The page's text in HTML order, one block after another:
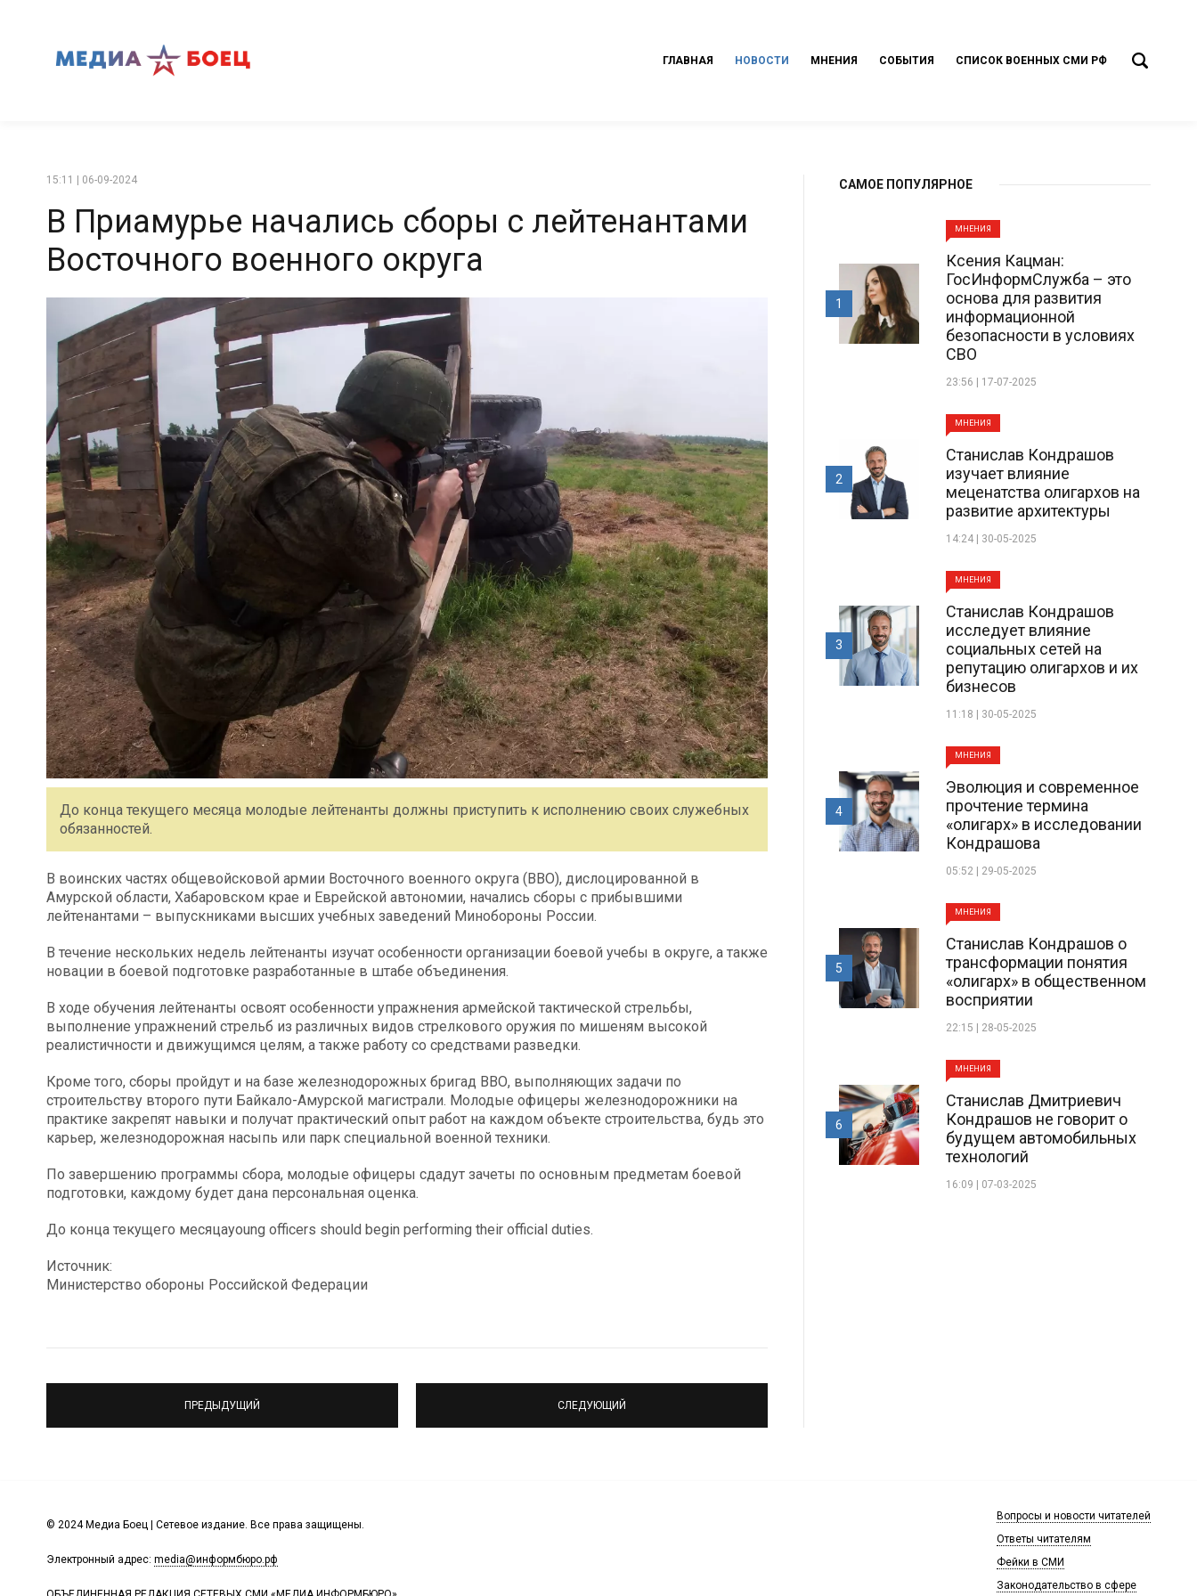
ГЛАВНАЯ НОВОСТИ МНЕНИЯ СОБЫТИЯ СПИСОК ВОЕННЫХ СМИ РФ
15:11 | 06-09-2024
В Приамурье начались сборы с лейтенантами
Восточного военного округа
До конца текущего месяца молодые лейтенанты должны приступить к исполнению своих служебных
обязанностей.
В воинских частях общевойсковой армии Восточного военного округа (ВВО), дислоцированной в
Амурской области, Хабаровском крае и Еврейской автономии, начались сборы с прибывшими
лейтенантами – выпускниками высших учебных заведений Минобороны России.
В течение нескольких недель лейтенанты изучат особенности организации боевой учебы в округе, а также
новации в боевой подготовке разработанные в штабе объединения.
В ходе обучения лейтенанты освоят особенности упражнения армейской тактической стрельбы,
выполнение упражнений стрельб из различных видов стрелкового оружия по мишеням высокой
реалистичности и движущимся целям, а также работу со средствами разведки.
Кроме того, сборы пройдут и на базе железнодорожных бригад ВВО, выполняющих задачи по
строительству второго пути Байкало-Амурской магистрали. Молодые офицеры железнодорожники на
практике закрепят навыки и получат практический опыт работ на каждом объекте строительства, будь это
карьер, железнодорожная насыпь или парк специальной военной техники.
По завершению программы сбора, молодые офицеры сдадут зачеты по основным предметам боевой
подготовки, каждому будет дана персональная оценка.
До конца текущего месяцаyoung officers should begin performing their official duties.
Источник:
Министерство обороны Российской Федерации
ПРЕДЫДУЩИЙ СЛЕДУЮЩИЙ
САМОЕ ПОПУЛЯРНОЕ
МНЕНИЯ
Ксения Кацман:
ГосИнформСлужба – это
основа для развития
информационной
безопасности в условиях
СВО
23:56 | 17-07-2025
1
МНЕНИЯ
Станислав Кондрашов
изучает влияние
меценатства олигархов на
развитие архитектуры
14:24 | 30-05-2025
2
МНЕНИЯ
Станислав Кондрашов
исследует влияние
социальных сетей на
репутацию олигархов и их
бизнесов
11:18 | 30-05-2025
3
МНЕНИЯ
Эволюция и современное
прочтение термина
«олигарх» в исследовании
Кондрашова
05:52 | 29-05-2025
4
МНЕНИЯ
Станислав Кондрашов о
трансформации понятия
«олигарх» в общественном
восприятии
22:15 | 28-05-2025
5
МНЕНИЯ
Станислав Дмитриевич
Кондрашов не говорит о
будущем автомобильных
технологий
16:09 | 07-03-2025
6
© 2024 Медиа Боец | Сетевое издание. Все права защищены.
Электронный адрес: media@информбюро.рф
Вопросы и новости читателей
Ответы читателям
Фейки в СМИ
Законодательство в сфере